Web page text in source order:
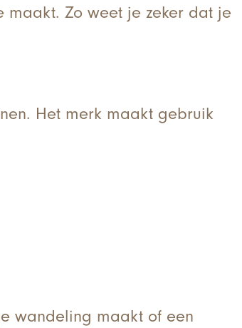
Zo weet je zeker dat je
Het merk maakt gebruik
wandeling maakt of een